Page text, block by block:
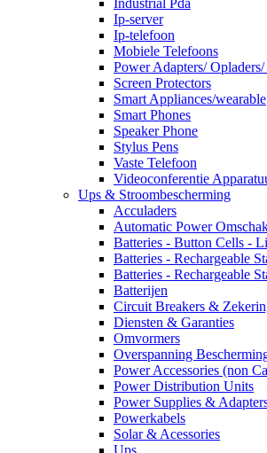
Ip-server
Ip-telefoon
Mobiele Telefoons
Power Adapters/ Opladers/
Screen Protectors
Smart Appliances/wearable
Smart Phones
Speaker Phone
Stylus Pens
Vaste Telefoon
Videoconferentie
Ups & Stroombescherming
Acculaders
Automatic Power
Batteries - Button Cells -
Batteries - Rechargeable
Batteries - Rechargeable
Batterijen
Circuit Breakers &
Diensten & Garanties
Omvormers
Overspanning
Power Accessories (non
Power Distribution Units
Power Supplies &
Powerkabels
Solar & Acessories
Ups